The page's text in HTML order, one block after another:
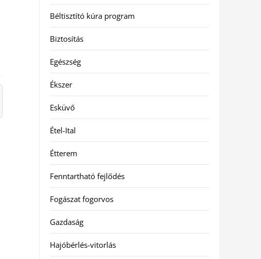
Béltisztító kúra program
Biztosítás
Egészség
Ékszer
Esküvő
Étel-Ital
Étterem
Fenntartható fejlődés
Fogászat fogorvos
Gazdaság
Hajóbérlés-vitorlás